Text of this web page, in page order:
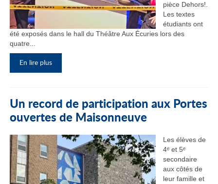
pièce Dehors!.
Les textes
étudiants ont
été exposés dans le hall du Théâtre Aux Écuries lors des
quatre...
En lire plus
Un record de participation aux Portes
ouvertes de Maisonneuve
Les élèves de
4ᵉ et 5ᵉ
secondaire
aux côtés de
leur famille et